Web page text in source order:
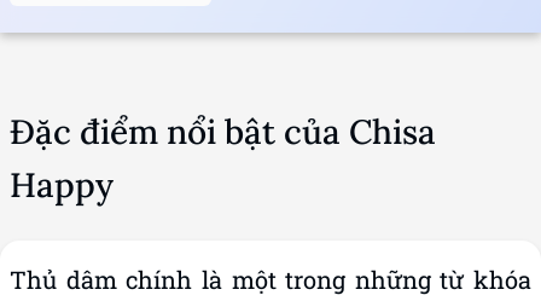
Đặc điểm nổi bật của Chisa
Happy
Thủ dâm chính là một trong những từ khóa